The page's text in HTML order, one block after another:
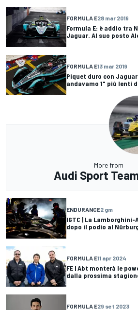
FORMULA E28 mar 2019
Formula E: è addio tra
Jaguar. Al suo posto
FORMULA E13 mar 2019
Piquet duro con
andavamo 1" più lenti
More from
Audi Sport
ENDURANCE2 gm
IGTC | La
dopo il podio al
FORMULA E11 apr 2024
FE | Abt monterà le
dalla prossima
FORMULA E29 set 2023